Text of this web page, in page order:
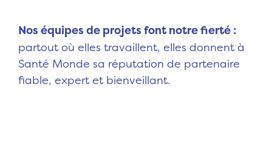
Nos équipes de projets font notre fierté :
partout où elles travaillent, elles donnent à
Santé Monde sa réputation de partenaire
fiable, expert et bienveillant.